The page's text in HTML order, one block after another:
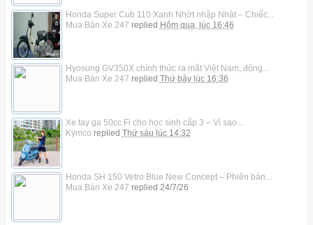
Honda Super Cub 110 Xanh Nhớt nhập Nhật – Chiếc...
Mua Bán Xe 247 replied Hôm qua, lúc 16:46
Hyosung GV350X chính thức ra mắt Việt Nam, động...
Mua Bán Xe 247 replied Thứ bảy lúc 16:36
Xe tay ga 50cc Fi cho học sinh cấp 3 – Vì sao...
Kymco replied Thứ sáu lúc 14:32
Honda SH 150 Vetro Blue New Concept – Phiên bản...
Mua Bán Xe 247 replied 24/7/26